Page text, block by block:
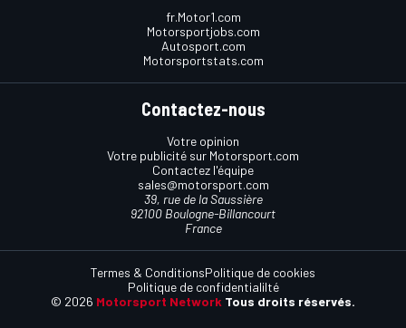
fr.Motor1.com
Motorsportjobs.com
Autosport.com
Motorsportstats.com
Contactez-nous
Votre opinion
Votre publicité sur Motorsport.com
Contactez l'équipe
sales@motorsport.com
39, rue de la Saussière
92100 Boulogne-Billancourt
France
© 2026 Motorsport Network Tous droits réservés.
Termes & ConditionsPolitique de cookies
Politique de confidentialilté